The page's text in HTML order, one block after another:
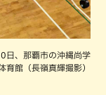
日、那覇市の沖縄尚学
育館（長嶺真輝撮影）